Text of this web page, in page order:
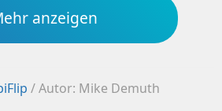
anzeigen
/Autor: Mike Demuth